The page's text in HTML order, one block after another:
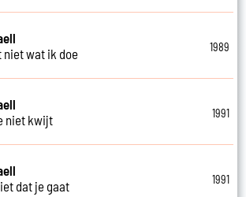
niet wat ik doe
1989
niet kwijt
1991
dat je gaat
1991